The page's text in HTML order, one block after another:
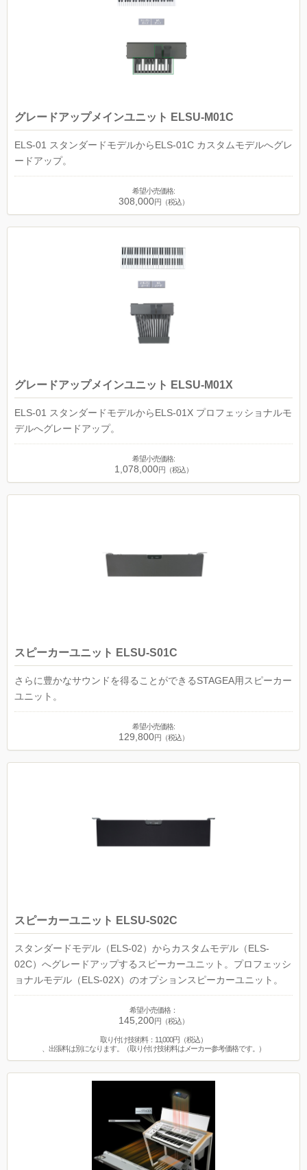
グレードアップメインユニット ELSU-M01C
ELS-01 スタンダードモデルからELS-01C カスタムモデルへグレ
ードアップ。
希望小売価格:
308,000円（税込）
グレードアップメインユニット ELSU-M01X
ELS-01 スタンダードモデルからELS-01X プロフェッショナルモ
デルへグレードアップ。
希望小売価格:
1,078,000円（税込）
スピーカーユニット ELSU-S01C
さらに豊かなサウンドを得ることができるSTAGEA用スピーカー
ユニット。
希望小売価格:
129,800円（税込）
スピーカーユニット ELSU-S02C
スタンダードモデル（ELS-02）からカスタムモデル（ELS-
02C）へグレードアップするスピーカーユニット。プロフェッシ
ョナルモデル（ELS-02X）のオプションスピーカーユニット。
希望小売価格：
145,200円（税込）
取り付け技術料：11,000円（税込）
、出張料は別になります。（取り付け技術料はメーカー参考価格です。）